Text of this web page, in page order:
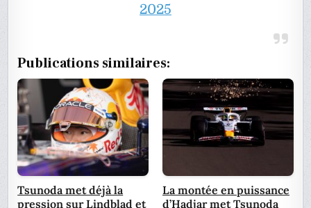
2025
Publications similaires:
Tsunoda met déjà la
pression sur Lindblad et
La montée en puissance
d’Hadjar met Tsunoda